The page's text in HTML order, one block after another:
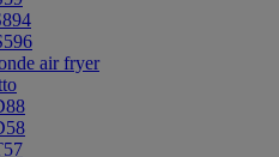
air fryer